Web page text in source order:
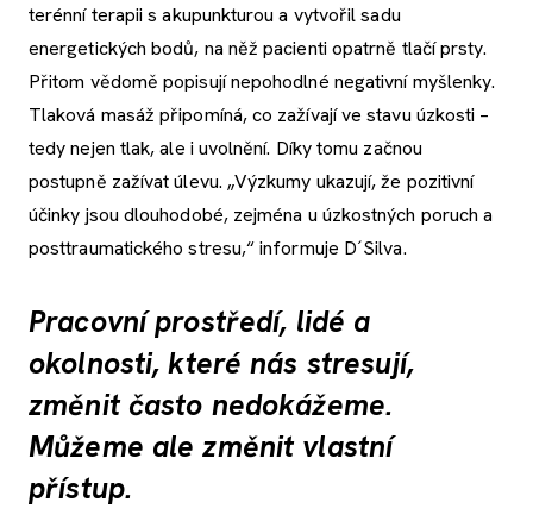
terénní terapii s akupunkturou a vytvořil sadu
energetických bodů, na něž pacienti opatrně tlačí prsty.
Přitom vědomě popisují nepohodlné negativní myšlenky.
Tlaková masáž připomíná, co zažívají ve stavu úzkosti –
tedy nejen tlak, ale i uvolnění. Díky tomu začnou
postupně zažívat úlevu. „Výzkumy ukazují, že pozitivní
účinky jsou dlouhodobé, zejména u úzkostných poruch a
posttraumatického stresu,“ informuje D´Silva.
Pracovní prostředí, lidé a
okolnosti, které nás stresují,
změnit často nedokážeme.
Můžeme ale změnit vlastní
přístup.